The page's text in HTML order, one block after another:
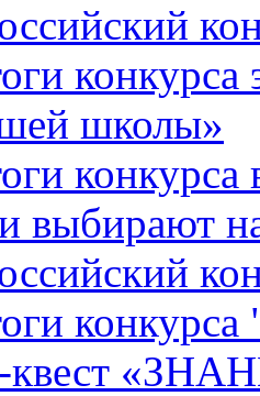
школы»
конкурса
выбирают
квест